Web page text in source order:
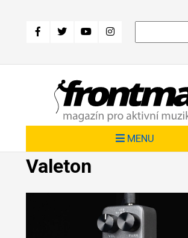
hlavnímu
MENU
Valeton